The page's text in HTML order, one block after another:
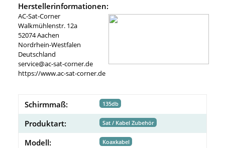
Herstellerinformationen:
AC-Sat-Corner
Walkmühlenstr. 12a
52074 Aachen
Nordrhein-Westfalen
Deutschland
service@ac-sat-corner.de
https://www.ac-sat-corner.de
Schirmmaß: 135db
Produktart: Sat / Kabel Zubehör
Modell: Koaxkabel